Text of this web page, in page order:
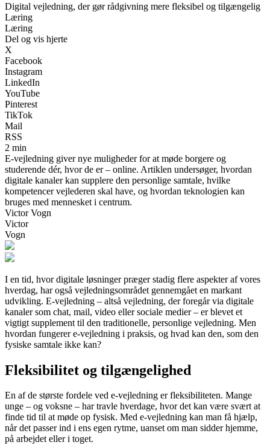
Digital vejledning, der gør rådgivning mere fleksibel og tilgængelig
Læring
Læring
Del og vis hjerte
X
Facebook
Instagram
LinkedIn
YouTube
Pinterest
TikTok
Mail
RSS
2 min
E-vejledning giver nye muligheder for at møde borgere og
studerende dér, hvor de er – online. Artiklen undersøger, hvordan
digitale kanaler kan supplere den personlige samtale, hvilke
kompetencer vejlederen skal have, og hvordan teknologien kan
bruges med mennesket i centrum.
Victor Vogn
Victor
Vogn
I en tid, hvor digitale løsninger præger stadig flere aspekter af vores
hverdag, har også vejledningsområdet gennemgået en markant
udvikling. E-vejledning – altså vejledning, der foregår via digitale
kanaler som chat, mail, video eller sociale medier – er blevet et
vigtigt supplement til den traditionelle, personlige vejledning. Men
hvordan fungerer e-vejledning i praksis, og hvad kan den, som den
fysiske samtale ikke kan?
Fleksibilitet og tilgængelighed
En af de største fordele ved e-vejledning er fleksibiliteten. Mange
unge – og voksne – har travle hverdage, hvor det kan være svært at
finde tid til at møde op fysisk. Med e-vejledning kan man få hjælp,
når det passer ind i ens egen rytme, uanset om man sidder hjemme,
på arbejdet eller i toget.